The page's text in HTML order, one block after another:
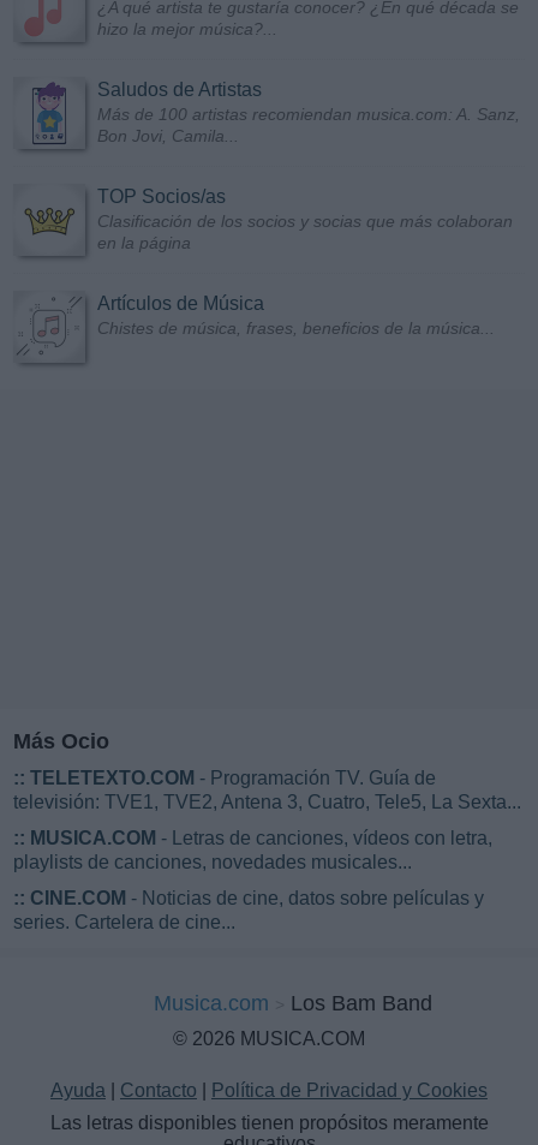
¿A qué artista te gustaría conocer? ¿En qué década se
hizo la mejor música?...
Saludos de Artistas
Más de 100 artistas recomiendan musica.com: A. Sanz,
Bon Jovi, Camila...
TOP Socios/as
Clasificación de los socios y socias que más colaboran
en la página
Artículos de Música
Chistes de música, frases, beneficios de la música...
Más Ocio
:: TELETEXTO.COM - Programación TV. Guía de
televisión: TVE1, TVE2, Antena 3, Cuatro, Tele5, La Sexta...
:: MUSICA.COM - Letras de canciones, vídeos con letra,
playlists de canciones, novedades musicales...
:: CINE.COM - Noticias de cine, datos sobre películas y
series. Cartelera de cine...
Musica.com Los Bam Band
© 2026 MUSICA.COM
Ayuda Contacto
Política de Privacidad y Cookies
Las letras disponibles tienen propósitos meramente